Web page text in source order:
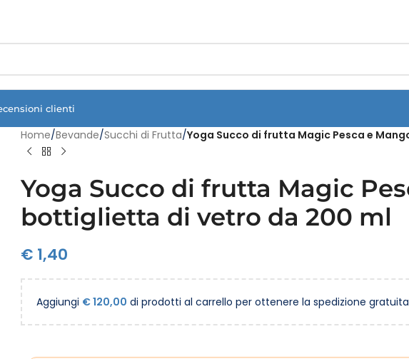
clienti
Home/Bevande/Succhi di Frutta/Yoga Succo di frutta Magic Pesca e
Yoga Succo di frutta Magic
bottiglietta di vetro da 200 ml
€ 1,40
Aggiungi €120,00 di prodotti al carrello per ottenere la spedizione